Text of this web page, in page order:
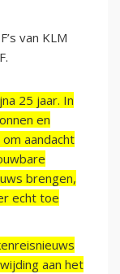
van KLM
25 jaar. In
en
aandacht
brengen,
echt toe
aan het